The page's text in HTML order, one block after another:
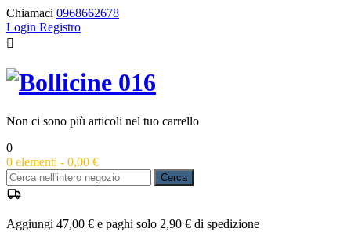
Chiamaci 0968662678
Login Registro

Non ci sono più articoli nel tuo carrello
0
0 elementi - 0,00 €
Cerca
Aggiungi 47,00 € e paghi solo 2,90 € di spedizione